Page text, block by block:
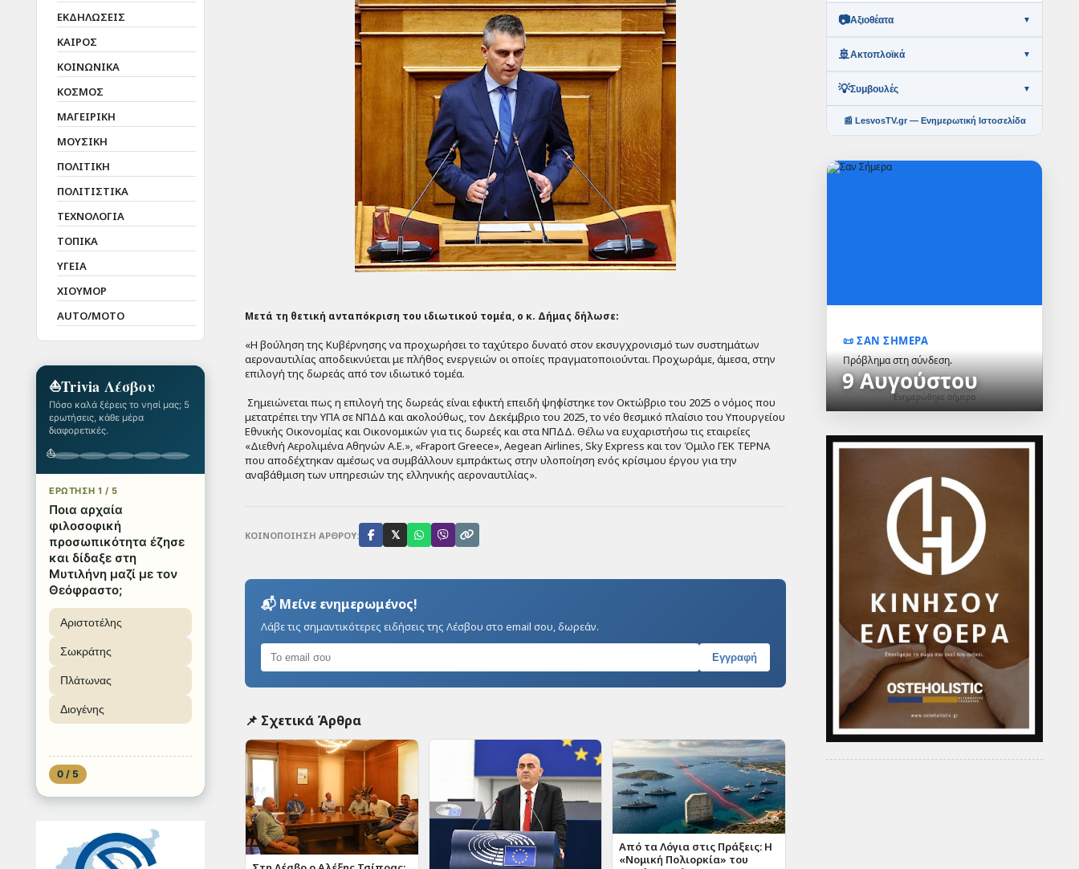
ΕΚΔΗΛΩΣΕΙΣ
ΚΑΙΡΟΣ
ΚΟΙΝΩΝΙΚΑ
ΚΟΣΜΟΣ
ΜΑΓΕΙΡΙΚΗ
ΜΟΥΣΙΚΗ
ΠΟΛΙΤΙΚΗ
ΠΟΛΙΤΙΣΤΙΚΑ
ΤΕΧΝΟΛΟΓΙΑ
ΤΟΠΙΚΑ
ΥΓΕΙΑ
ΧΙΟΥΜΟΡ
AUTO/MOTO
⛵Trivia Λέσβου
Πόσο καλά ξέρεις το νησί μας; 5
ερωτήσεις, κάθε μέρα
διαφορετικές.
⛵
ΕΡΩΤΗΣΗ 1 / 5
Ποια αρχαία
φιλοσοφική
προσωπικότητα έζησε
και δίδαξε στη
Μυτιλήνη μαζί με τον
Θεόφραστο;
Αριστοτέλης
Σωκράτης
Πλάτωνας
Διογένης
0 / 5
Μετά τη θετική ανταπόκριση του ιδιωτικού τομέα, ο κ. Δήμας δήλωσε:
«Η βούληση της Κυβέρνησης να προχωρήσει το ταχύτερο δυνατό στον εκσυγχρονισμό των συστημάτων
αεροναυτιλίας αποδεικνύεται με πλήθος ενεργειών οι οποίες πραγματοποιούνται. Προχωράμε, άμεσα, στην
επιλογή της δωρεάς από τον ιδιωτικό τομέα.
Σημειώνεται πως η επιλογή της δωρεάς είναι εφικτή επειδή ψηφίστηκε τον Οκτώβριο του 2025 ο νόμος που
μετατρέπει την ΥΠΑ σε ΝΠΔΔ και ακολούθως, τον Δεκέμβριο του 2025, το νέο θεσμικό πλαίσιο του Υπουργείου
Εθνικής Οικονομίας και Οικονομικών για τις δωρεές και στα ΝΠΔΔ. Θέλω να ευχαριστήσω τις εταιρείες
«Διεθνή Αερολιμένα Αθηνών Α.Ε.», «FraportGreece»,Aegean Airlines,SkyExpress και τον Όμιλο ΓΕΚ ΤΕΡΝΑ
που αποδέχτηκαν αμέσως να συμβάλλουν εμπράκτως στην υλοποίηση ενός κρίσιμου έργου για την
αναβάθμιση των υπηρεσιών της ελληνικής αεροναυτιλίας».
ΚΟΙΝΟΠΟΙΗΣΗ ΑΡΘΡΟΥ: 𝕏
📬 Μείνε ενημερωμένος!
Λάβε τις σημαντικότερες ειδήσεις της Λέσβου στο email σου, δωρεάν.
Εγγραφή
📌 Σχετικά Άρθρα
Από τα Λόγια στις Πράξεις: Η
«Νομική Πολιορκία» του
📷Αξιοθέατα ▼
🚢Ακτοπλοϊκά ▼
💡Συμβουλές ▼
📰 LesvosTV.gr — Ενημερωτική Ιστοσελίδα
9 Αυγούστου
📜 ΣΑΝ ΣΗΜΕΡΑ
Πρόβλημα στη σύνδεση.
Ενημερώθηκε σήμερα